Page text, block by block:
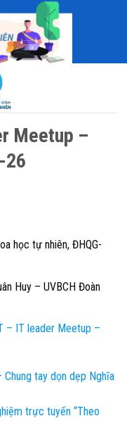
Meetup –
26
học tự nhiên, ĐHQG-
Huy – UVBCH Đoàn
– IT leader Meetup –
tay dọn dẹp Nghĩa
trực tuyến “Theo